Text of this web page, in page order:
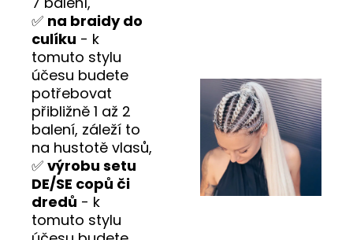
✅ na braidy do
culíku - k
tomuto stylu
účesu budete
potřebovat
přibližně 1 až 2
balení, záleží to
na hustotě vlasů,
✅ výrobu setu
DE/SE copů či
dredů - k
tomuto stylu